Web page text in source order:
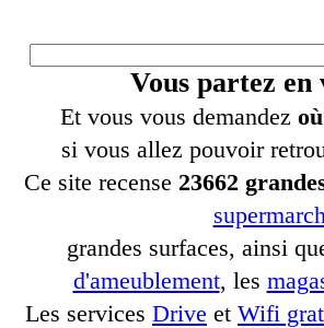
Vous partez en
Et vous vous demandez
si vous allez pouvoir
Ce site recense 23662
grandes surfaces, ainsi
d'ameublement, les
Les services Drive et Wifi